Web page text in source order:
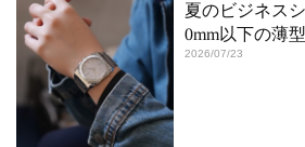
夏のビジネス
0mm以下の薄
2026/07/23